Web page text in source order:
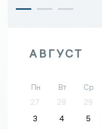
АВГУСТ
Пн Вт Ср
27
28 29
3
4 5